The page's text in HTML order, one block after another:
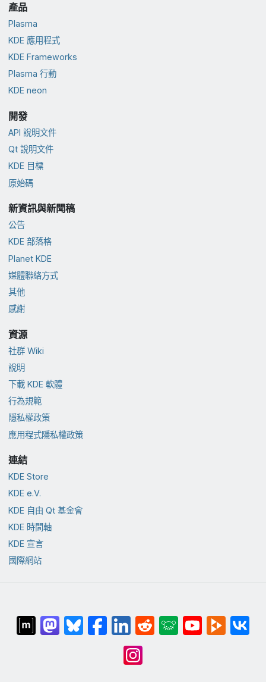
產品
Plasma
KDE 應用程式
KDE Frameworks
Plasma 行動
KDE neon
開發
API 說明文件
Qt 說明文件
KDE 目標
原始碼
新資訊與新聞稿
公告
KDE 部落格
Planet KDE
媒體聯絡方式
其他
感謝
資源
社群 Wiki
說明
下載 KDE 軟體
行為規範
隱私權政策
應用程式隱私權政策
連結
KDE Store
KDE e.V.
KDE 自由 Qt 基金會
KDE 時間軸
KDE 宣言
國際網站